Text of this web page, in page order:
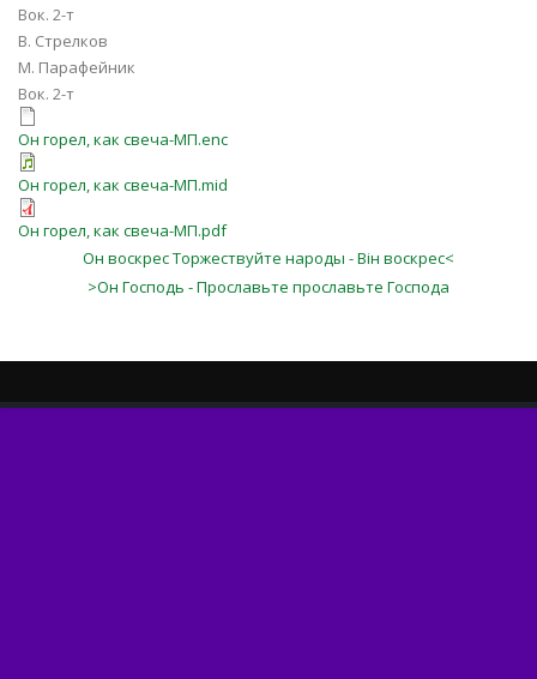
Вок. 2-т
В. Стрелков
М. Парафейник
Вок. 2-т
Он горел, как свеча-МП.enc
Он горел, как свеча-МП.mid
Он горел, как свеча-МП.pdf
Он воскрес Торжествуйте народы - Він воскрес<
>Он Господь - Прославьте прославьте Господа